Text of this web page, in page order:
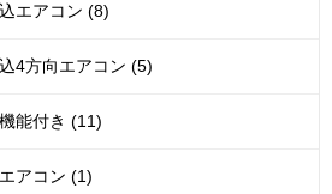
エアコン (8)
4方向エアコン (5)
能付き (11)
アコン (1)